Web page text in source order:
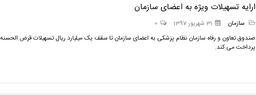
ارایه تسهیلات ویژه به اعضای سازمان
سازمان 31 شهریور 1397
0
صندوق تعاون و رفاه سازمان نظام پزشکی به اعضای سازمان تا سقف یک میلیارد ریال تسهیلات قرض الحسنه
پرداخت می کند.